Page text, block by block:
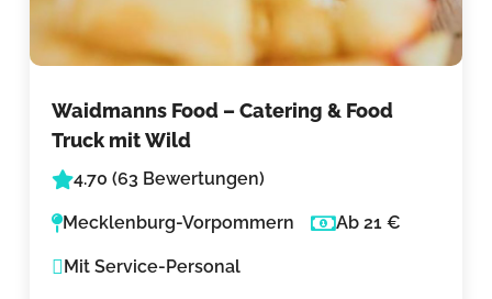
Waidmanns Food – Catering & Food
Truck mit Wild
4.70 (63 Bewertungen)
Mecklenburg-Vorpommern Ab 21 €
Mit Service-Personal